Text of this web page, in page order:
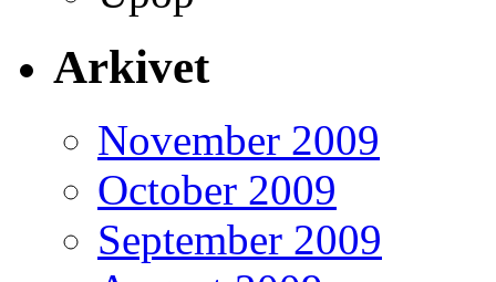
Arkivet
November 2009
October 2009
September 2009